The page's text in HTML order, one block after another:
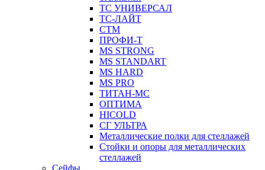
ТС УНИВЕРСАЛ
ТС-ЛАЙТ
СТМ
ПРОФИ-Т
MS STRONG
MS STANDART
MS HARD
MS PRO
ТИТАН-МС
ОПТИМА
HICOLD
СГ УЛЬТРА
Металлические полки для стеллажей
Стойки и опоры для металлических
стеллажей
Сейфы